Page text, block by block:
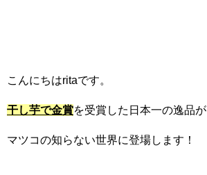
こんにちはritaです。
干し芋で金賞を受賞した日本一の逸品が
マツコの知らない世界に登場します！